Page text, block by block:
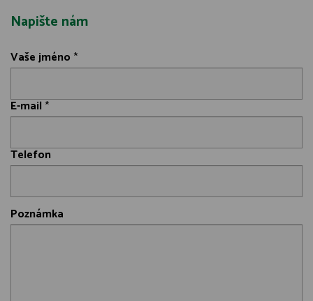
Napište nám
Vaše jméno *
E-mail*
Telefon
Poznámka